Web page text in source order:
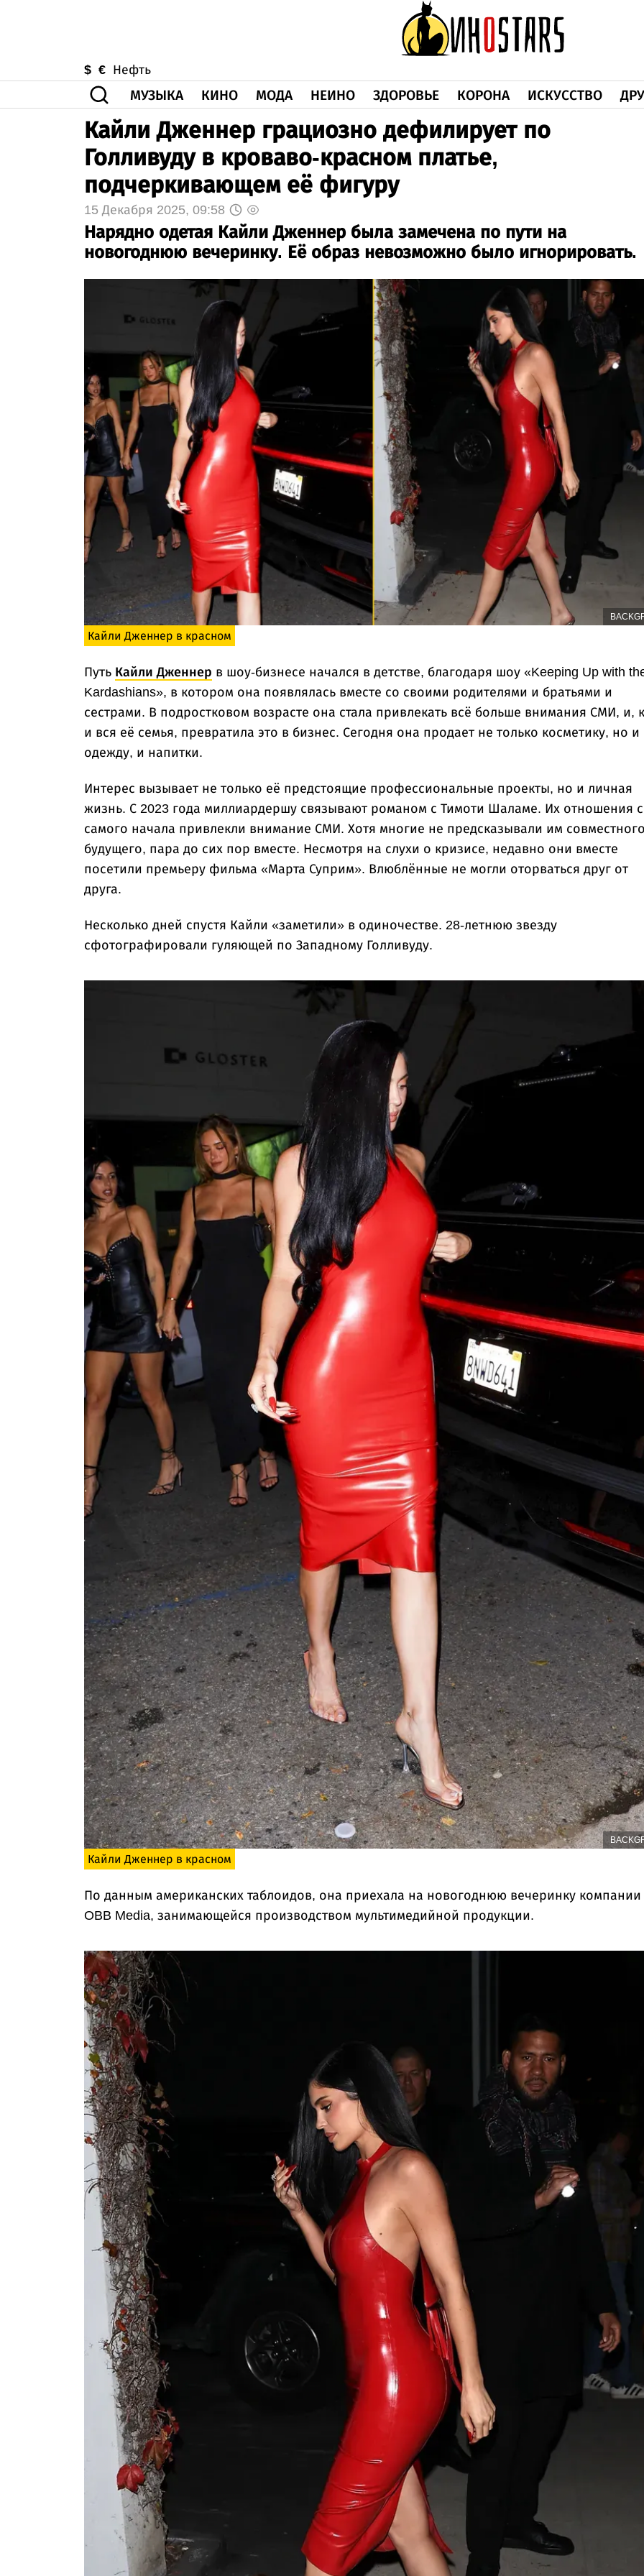
$ € Нефть
МУЗЫКА КИНО МОДА НЕИНО ЗДОРОВЬЕ КОРОНА ИСКУССТВО
Кайли Дженнер грациозно дефилирует по
Голливуду в кроваво-красном платье,
подчеркивающем её фигуру
15 Декабря 2025, 09:58
Нарядно одетая Кайли Дженнер была замечена по пути на
новогоднюю вечеринку. Её образ невозможно было игнорировать.
Кайли Дженнер в красном
Путь Кайли Дженнер в шоу-бизнесе начался в детстве, благодаря шоу «Keeping Up with
Kardashians», в котором она появлялась вместе со своими родителями и братьями и
сестрами. В подростковом возрасте она стала привлекать всё больше внимания СМИ, и,
и вся её семья, превратила это в бизнес. Сегодня она продает не только косметику, но и
одежду, и напитки.
Интерес вызывает не только её предстоящие профессиональные проекты, но и личная
жизнь. С 2023 года миллиардершу связывают романом с Тимоти Шаламе. Их отношения с
самого начала привлекли внимание СМИ. Хотя многие не предсказывали им
будущего, пара до сих пор вместе. Несмотря на слухи о кризисе, недавно они вместе
посетили премьеру фильма «Марта Суприм». Влюблённые не могли оторваться друг от
друга.
Несколько дней спустя Кайли «заметили» в одиночестве. 28-летнюю звезду
сфотографировали гуляющей по Западному Голливуду.
Кайли Дженнер в красном
По данным американских таблоидов, она приехала на новогоднюю вечеринку компании
OBB Media, занимающейся производством мультимедийной продукции.